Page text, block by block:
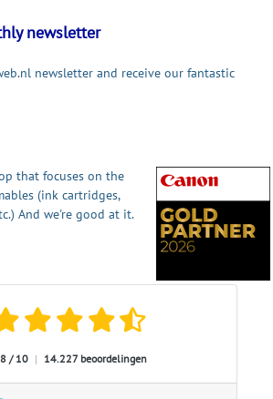
newsletter
newsletter and receive our fantastic
that focuses on the
(ink cartridges,
And we're good at it.
/ 10 | 14.227 beoordelingen